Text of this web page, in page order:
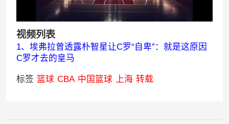
视频列表
1、埃弗拉曾透露朴智星让C罗“自卑”：就是这原因
C罗才去的皇马
标签 篮球 CBA 中国篮球 上海 转载